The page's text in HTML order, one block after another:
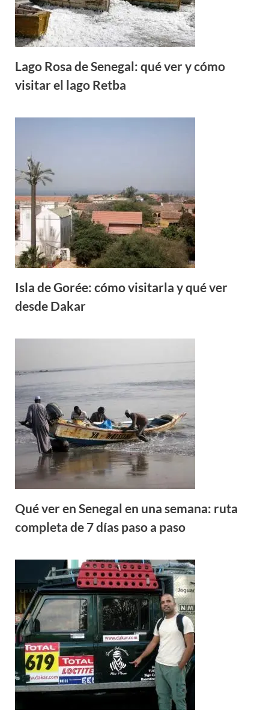
Lago Rosa de Senegal: qué ver y cómo
visitar el lago Retba
Isla de Gorée: cómo visitarla y qué ver
desde Dakar
Qué ver en Senegal en una semana: ruta
completa de 7 días paso a paso